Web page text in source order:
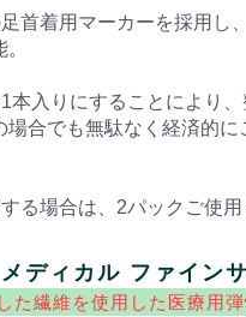
首着用マーカーを採用し
本入りにすることにより
場合でも無駄なく経済的に
る場合は、2パックご使用
ディカル ファイン
た繊維を使用した医療用弾